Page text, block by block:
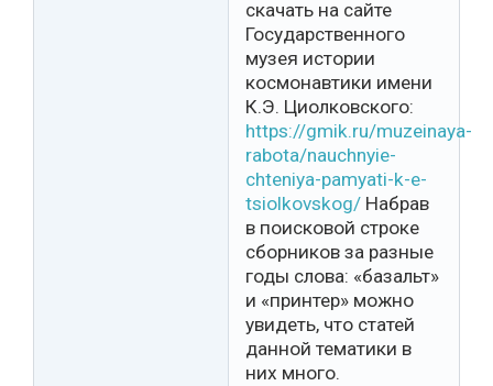
скачать на сайте
Государственного
музея истории
космонавтики имени
К.Э. Циолковского:
https://gmik.ru/muzeinaya-
rabota/nauchnyie-
chteniya-pamyati-k-e-
tsiolkovskog/ Набрав
в поисковой строке
сборников за разные
годы слова: «базальт»
и «принтер» можно
увидеть, что статей
данной тематики в
них много.